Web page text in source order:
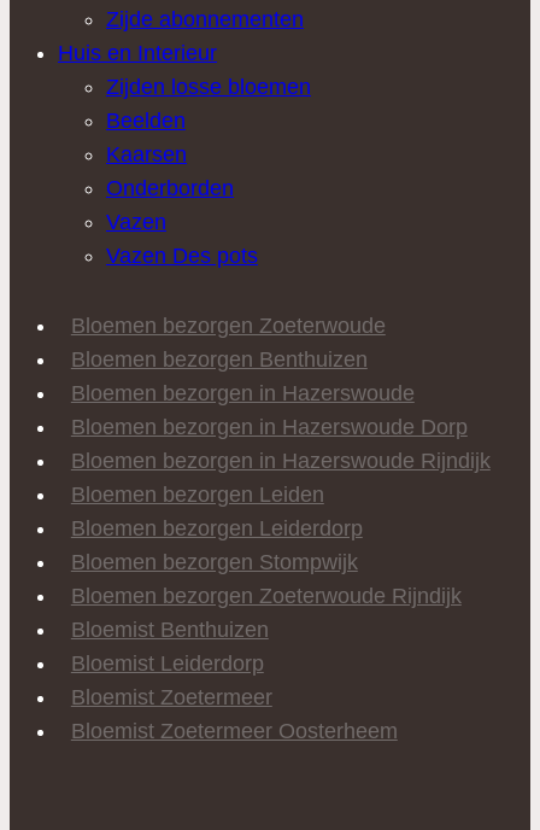
Zijde abonnementen
Huis en Interieur
Zijden losse bloemen
Beelden
Kaarsen
Onderborden
Vazen
Vazen Des pots
Bloemen bezorgen Zoeterwoude
Bloemen bezorgen Benthuizen
Bloemen bezorgen in Hazerswoude
Bloemen bezorgen in Hazerswoude Dorp
Bloemen bezorgen in Hazerswoude Rijndijk
Bloemen bezorgen Leiden
Bloemen bezorgen Leiderdorp
Bloemen bezorgen Stompwijk
Bloemen bezorgen Zoeterwoude Rijndijk
Bloemist Benthuizen
Bloemist Leiderdorp
Bloemist Zoetermeer
Bloemist Zoetermeer Oosterheem